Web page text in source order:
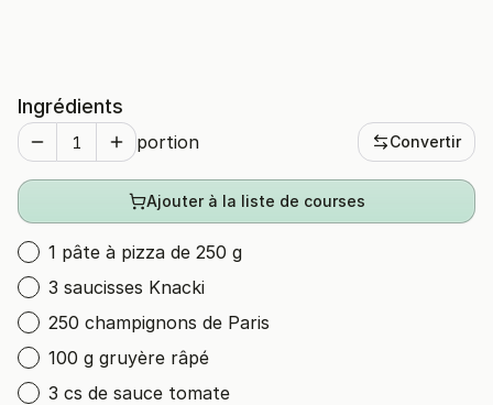
Ingrédients
portion Convertir
Ajouter à la liste de courses
1 pâte à pizza de 250 g
3 saucisses Knacki
250 champignons de Paris
100 g gruyère râpé
3 cs de sauce tomate